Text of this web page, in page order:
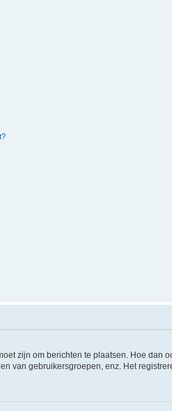
zijn om berichten te plaatsen. Hoe
van gebruikersgroepen, enz. Het